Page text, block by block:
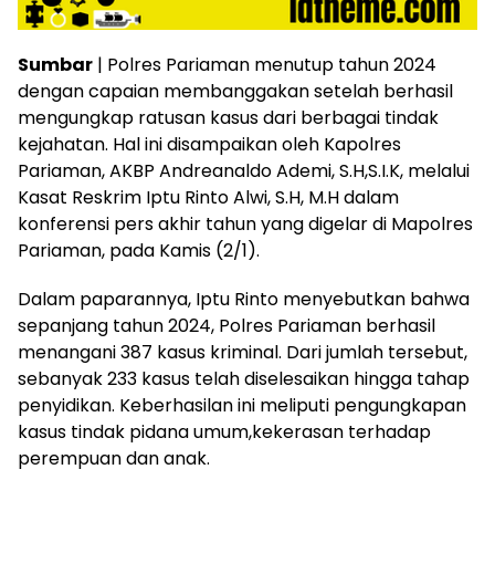
Sumbar | Polres Pariaman menutup tahun 2024
dengan capaian membanggakan setelah berhasil
mengungkap ratusan kasus dari berbagai tindak
kejahatan. Hal ini disampaikan oleh Kapolres
Pariaman, AKBP Andreanaldo Ademi, S.H,S.I.K, melalui
Kasat Reskrim Iptu Rinto Alwi, S.H, M.H dalam
konferensi pers akhir tahun yang digelar di Mapolres
Pariaman, pada Kamis (2/1).
Dalam paparannya, Iptu Rinto menyebutkan bahwa
sepanjang tahun 2024, Polres Pariaman berhasil
menangani 387 kasus kriminal. Dari jumlah tersebut,
sebanyak 233 kasus telah diselesaikan hingga tahap
penyidikan. Keberhasilan ini meliputi pengungkapan
kasus tindak pidana umum,kekerasan terhadap
perempuan dan anak.